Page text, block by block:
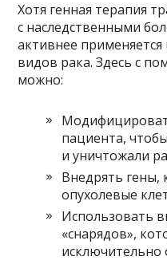
Хотя генная терапия
с наследственными
активнее
видов рака. Здесь с
можно:
пациента,
и уничтожали
Внедрять гены,
опухолевые
Использовать
«снарядов»,
исключительно